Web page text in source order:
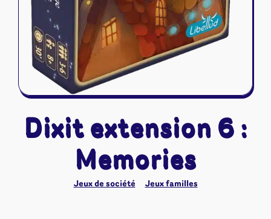
Dixit extension 6 :
Memories
Jeux de société Jeux familles